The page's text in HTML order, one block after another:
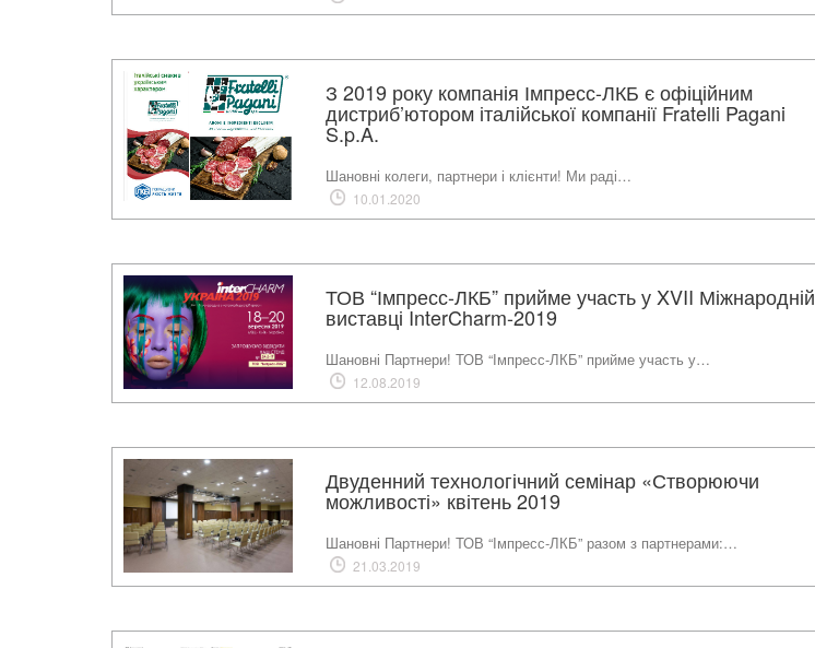
З 2019 року компанія Імпресс-ЛКБ є офіційним
дистриб’ютором італійської компанії Fratelli Pagani
S.p.A.
Шановні колеги, партнери і клієнти! Ми раді…
10.01.2020
ТОВ “Імпресс-ЛКБ” прийме участь у XVII Міжнародній
виставці InterCharm-2019
Шановні Партнери! ТОВ “Імпресс-ЛКБ” прийме участь у…
12.08.2019
Двуденний технологічний семінар «Створюючи
можливості» квітень 2019
Шановні Партнери! ТОВ “Імпресс-ЛКБ” разом з партнерами:…
21.03.2019